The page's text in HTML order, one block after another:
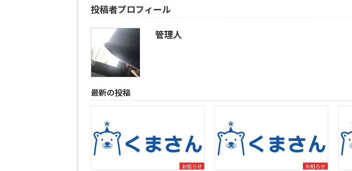
投稿者プロフィール
管理人
最新の投稿
お知らせ
お知らせ